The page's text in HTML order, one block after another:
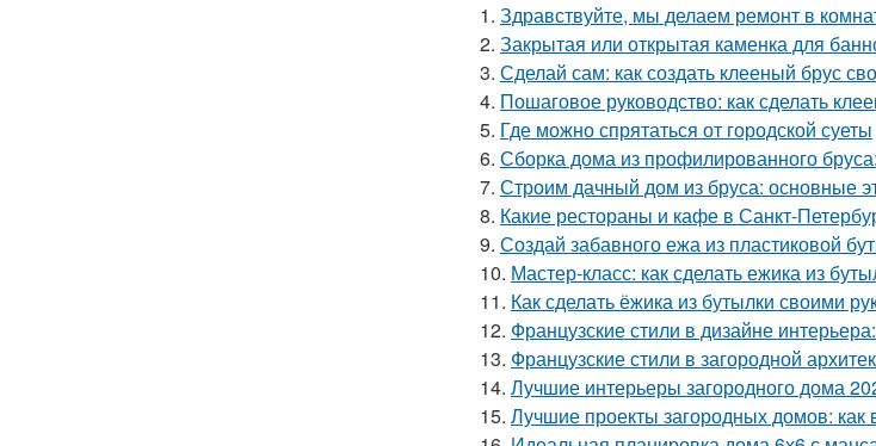
1. Здравствуйте, мы делаем ремонт в
2. Закрытая или открытая каменка для
3. Сделай сам: как создать клееный брус
4. Пошаговое руководство: как сделать
5. Где можно спрятаться от городской суеты
6. Сборка дома из профилированного
7. Строим дачный дом из бруса: основные
8. Какие рестораны и кафе в Санкт-
9. Создай забавного ежа из пластиковой
10. Мастер-класс: как сделать ежика из
11. Как сделать ёжика из бутылки своими
12. Французские стили в дизайне
13. Французские стили в загородной
14. Лучшие интерьеры загородного дома
15. Лучшие проекты загородных домов: